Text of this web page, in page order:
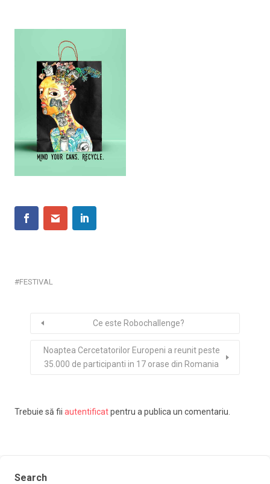
FESTIVAL
Ce este Robochallenge?
Noaptea Cercetatorilor Europeni a reunit peste
35.000 de participanti in 17 orase din Romania
Trebuie să fii autentificatpentru a publica un comentariu.
Search